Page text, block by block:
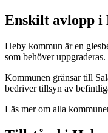
Enskilt avlopp i
Heby kommun är en
som behöver uppgraderas.
Kommunen gränsar till
bedriver tillsyn av
Läs mer om alla